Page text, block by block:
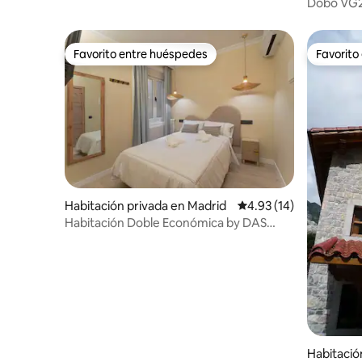
Favorito entre huéspedes
Favorito entre huéspedes
Habitación privada en Madrid Calificación
4.93 (14)
Habitación Doble Económica by DAS